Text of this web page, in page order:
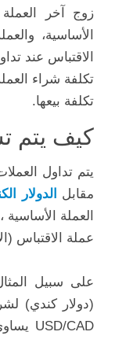
زوج آخر
الأساسية،
الاقتباس عند
تكلفة شراء
تكلفة بيعها.
كيف يتم
يتم تداول
مقابل الدولار
العملة الأساسية
عملة الاقتباس